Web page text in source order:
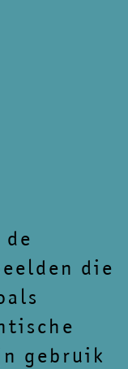
die
gebruik